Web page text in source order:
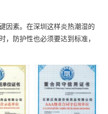
因素。在深圳这样炎热潮湿的
防护性也必须要达到标准，